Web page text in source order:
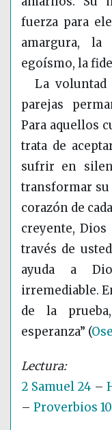
fuerza para
amargura,
egoísmo, la
La
parejas
Para aquellos
trata de
sufrir en
transformar
corazón de
creyente,
través de usted
ayuda a
irremediable.
de la
esperanza” (
2 Samuel 24 –
– Proverbios